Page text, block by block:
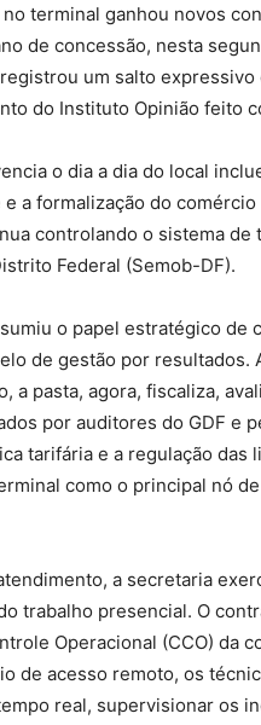
terminal ganhou novos
de concessão, nesta
um salto expressivo
do Instituto Opinião feito
o dia a dia do local
a formalização do
controlando o sistema de
Federal (Semob-DF).
o papel estratégico de
de gestão por resultados.
a pasta, agora, fiscaliza,
por auditores do GDF e
tarifária e a regulação das
como o principal nó
a secretaria
trabalho presencial. O
Operacional (CCO) da
de acesso remoto, os
real, supervisionar os